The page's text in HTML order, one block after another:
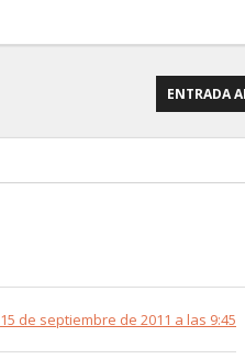
ENTRADA
15 de septiembre de 2011 a las 9:45